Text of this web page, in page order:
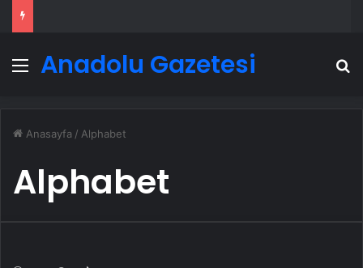
Menü
Anadolu Gazetesi
Anasayfa / Alphabet
Alphabet